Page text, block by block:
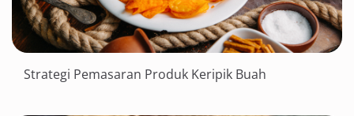
Strategi Pemasaran Produk Keripik Buah